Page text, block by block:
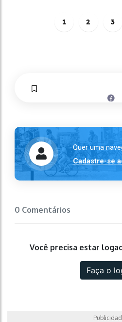
1 2 3
Quer uma
Cadastre-se
0 Comentários
Você precisa estar
Faça o